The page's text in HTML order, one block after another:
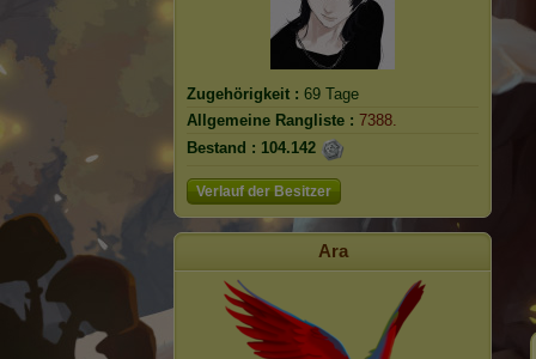
Zugehörigkeit : 69 Tage
Allgemeine Rangliste : 7388.
Bestand : 104.142
Verlauf der Besitzer
Ara